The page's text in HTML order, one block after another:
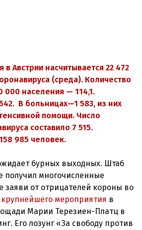
в Австрии насчитывается 22 472
(среда). Количество
000 населения — 114,1.
В больницах—1 583, из них
помощи. Число
составило 7 515.
985 человек.
бурных выходных. Штаб
получил многочисленные
заяви от отрицателей короны во
мероприятия в
Марии Терезиен-Платц в
Его лозунг «За свободу против